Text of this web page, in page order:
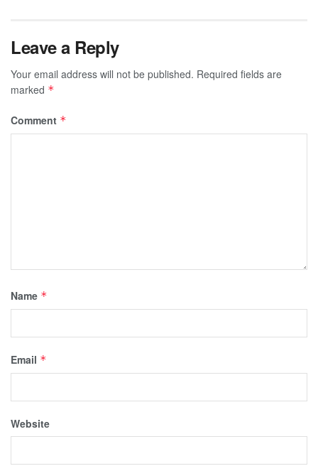
Leave a Reply
Your email address will not be published. Required fields are
marked *
Comment *
Name *
Email *
Website